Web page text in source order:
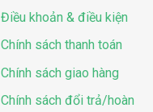
Điều khoản & điều kiện
Chính sách thanh toán
Chính sách giao hàng
Chính sách đổi trả/hoàn